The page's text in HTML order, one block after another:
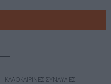
ΚΑΛΟΚΑΙΡΙΝΕΣ ΣΥΝΑΥΛΙΕΣ